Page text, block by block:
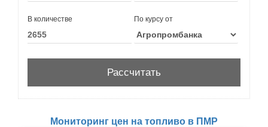
В количестве По курсу от
Мониторинг цен на топливо в ПМР